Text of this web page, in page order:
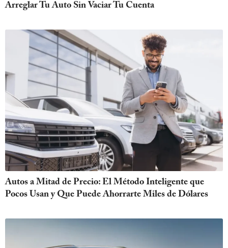
Arreglar Tu Auto Sin Vaciar Tu Cuenta
Autos a Mitad de Precio: El Método Inteligente que
Pocos Usan y Que Puede Ahorrarte Miles de Dólares